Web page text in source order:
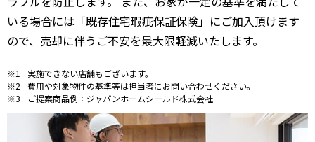
いる場合には「既存住宅瑕疵保証保険」にご加入頂けます
ので、売却に伴うご不安を最大限軽減いたします。
実施できない店舗もございます。
費用や対象物件の基準等は担当者にお問い合わせください。
ご提案商品例：ジャパンホームシールド株式会社